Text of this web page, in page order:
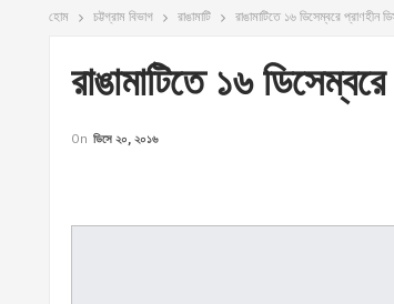
হোম চট্টগ্রাম বিভাগ রাঙামাটি রাঙামাটিতে ১৬ ডিসেম্বরে প্রাণহীন
রাঙামাটিতে ১৬
On ডিসে ২০, ২০১৬